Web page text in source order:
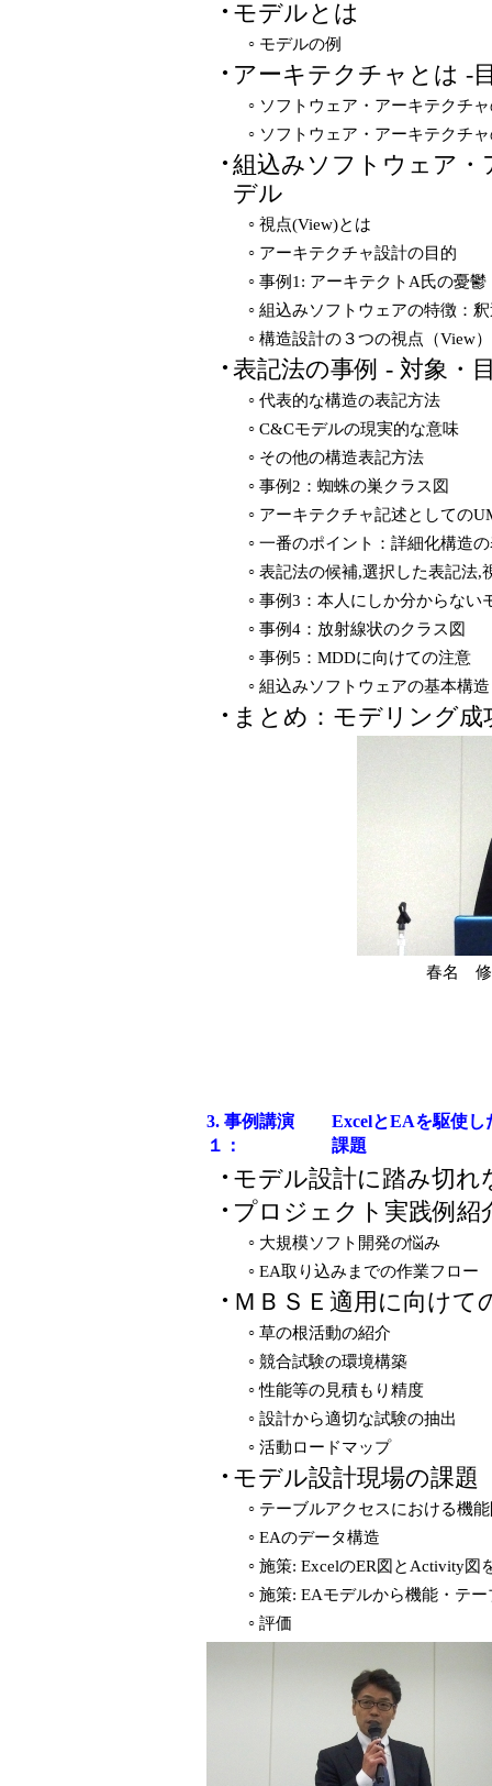
● モデルとは
○ モデルの例
● アーキテクチャとは -
○ ソフトウェア・アーキテクチ
○ ソフトウェア・アーキテクチ
● 組込みソフトウェア
デル
○ 視点(View)とは
○ アーキテクチャ設計の目的
○ 事例1: アーキテクトA氏の憂鬱
○ 組込みソフトウェアの特徴：
○ 構造設計の３つの視点（View）
● 表記法の事例 - 対象・
○ 代表的な構造の表記方法
○ C&Cモデルの現実的な意味
○ その他の構造表記方法
○ 事例2：蜘蛛の巣クラス図
○ アーキテクチャ記述としての
○ 一番のポイント：詳細化構造
○ 表記法の候補,選択した表記法,
○ 事例3：本人にしか分からない
○ 事例4：放射線状のクラス図
○ 事例5：MDDに向けての注意
○ 組込みソフトウェアの基本構造
● まとめ：モデリング
春名 修
3. 事例講演
１：
ExcelとEAを駆使
課題
● モデル設計に踏み切れ
● プロジェクト実践例紹
○ 大規模ソフト開発の悩み
○ EA取り込みまでの作業フロー
● ＭＢＳＥ適用に向けて
○ 草の根活動の紹介
○ 競合試験の環境構築
○ 性能等の見積もり精度
○ 設計から適切な試験の抽出
○ 活動ロードマップ
● モデル設計現場の課題
○ テーブルアクセスにおける機
○ EAのデータ構造
○ 施策: ExcelのER図とActivity図
○ 施策: EAモデルから機能・テ
○ 評価